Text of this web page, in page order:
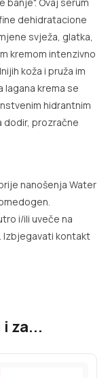
dehidratacione
svježa, glatka,
kremom intenzivno
koža i pruža im
lagana krema se
hidrantnim
dodir, prozračne
nanošenja Water
i/ili uveče na
Izbjegavati kontakt
za...